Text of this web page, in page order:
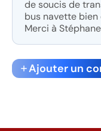
de soucis de
bus navette bien
Merci à
Ajouter un